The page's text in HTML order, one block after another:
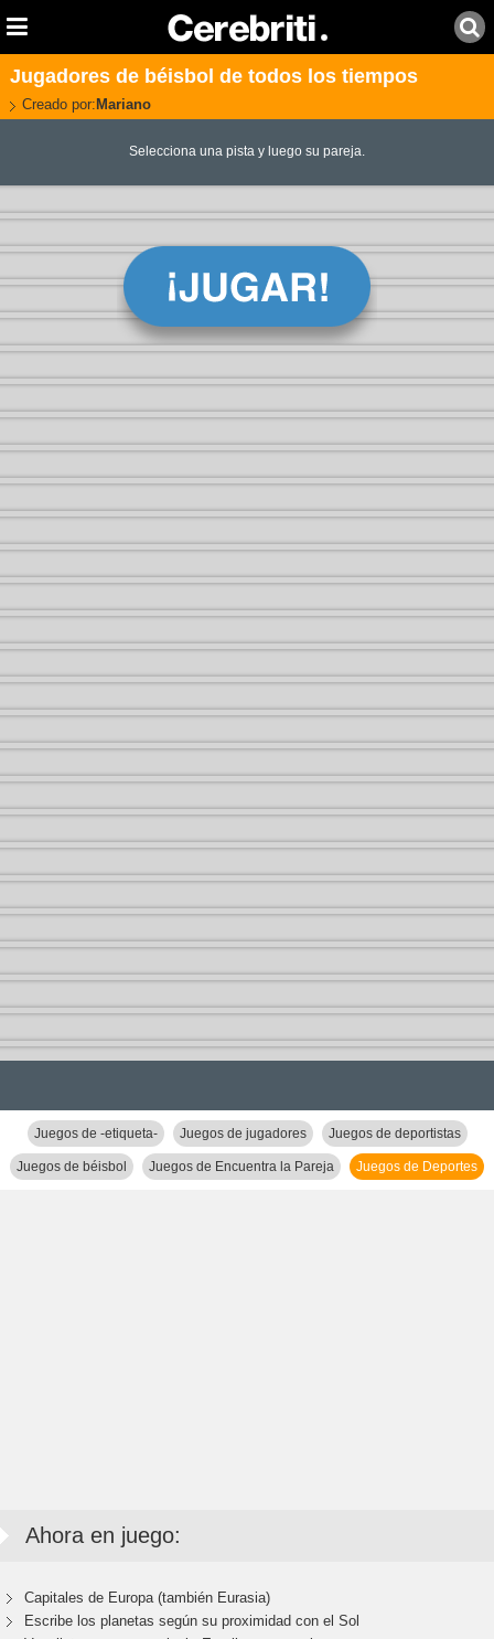
Jugadores de béisbol de todos los tiempos
Creado por: Mariano
Selecciona una pista y luego su pareja.
Juegos de -etiqueta- Juegos de jugadores Juegos de deportistas
Juegos de béisbol Juegos de Encuentra la Pareja Juegos de Deportes
Ahora en juego:
Capitales de Europa (también Eurasia)
Escribe los planetas según su proximidad con el Sol